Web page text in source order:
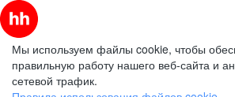
Мы используем файлы cookie, чтобы
правильную работу нашего веб-сайта и
сетевой трафик.